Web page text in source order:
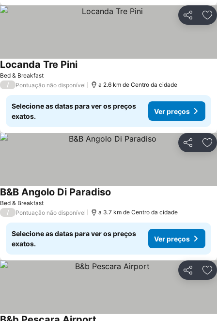
Partilhar
Bed & Breakfast
Locanda Tre Pini
/ Pontuação não disponível a 2.6 km de Centro da cidade
Selecione as datas para ver os preços
exatos.
Ver preços
Partilhar
Bed & Breakfast
B&B Angolo Di Paradiso
/ Pontuação não disponível a 3.7 km de Centro da cidade
Selecione as datas para ver os preços
exatos.
Ver preços
Partilhar